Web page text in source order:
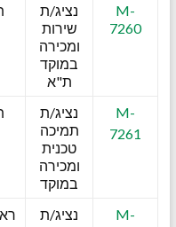
M-
7260
נציג/ת
שירות
ומכירה
במוקד
ת"א
M-
7261
נציג/ת
תמיכה
טכנית
ומכירה
במוקד
M-
נציג/ת